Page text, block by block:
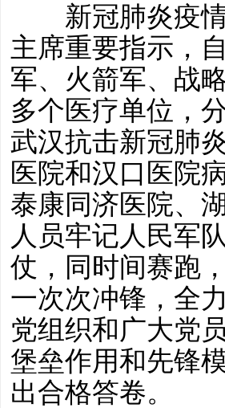
新冠肺炎疫情
主席重要指示，
军、火箭军、战
多个医疗单位，
武汉抗击新冠肺
医院和汉口医院
泰康同济医院、
人员牢记人民军
仗，同时间赛跑
一次次冲锋，全
党组织和广大党
堡垒作用和先锋
出合格答卷。